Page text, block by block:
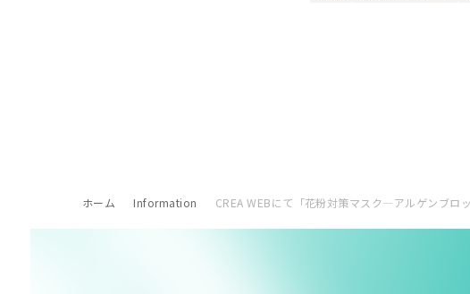
ホーム Information CREA WEBにて「花粉対策マスク―アルゲンブロ